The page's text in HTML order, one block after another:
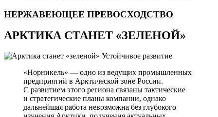
НЕРЖАВЕЮЩЕЕ ПРЕВОСХОДСТВО
АРКТИКА СТАНЕТ «ЗЕЛЕНОЙ»
Устойчивое развитие
«Норникель» — одно из ведущих промышленных
предприятий в Арктической зоне России.
С развитием этого региона связаны тактические
и стратегические планы компании, однако
дальнейшая работа невозможна без глубокого